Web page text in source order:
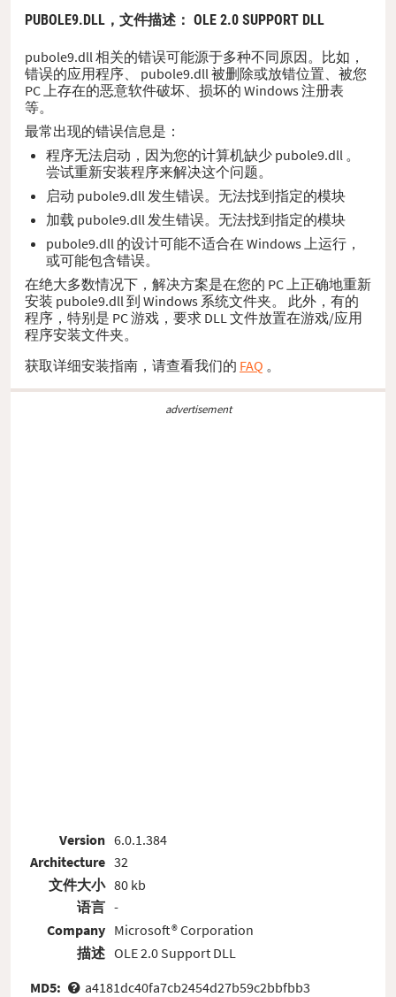
PUBOLE9.DLL， 文件描述 ： OLE 2.0 SUPPORT DLL
pubole9.dll 相关的错误可能源于多种不同原因。比如，
错误的应用程序、 pubole9.dll 被删除或放错位置、被您
PC 上存在的恶意软件破坏、损坏的 Windows 注册表
等。
最常出现的错误信息是：
程序无法启动，因为您的计算机缺少 pubole9.dll 。
尝试重新安装程序来解决这个问题。
启动 pubole9.dll 发生错误。无法找到指定的模块
加载 pubole9.dll 发生错误。无法找到指定的模块
pubole9.dll 的设计可能不适合在 Windows 上运行，
或可能包含错误。
在绝大多数情况下，解决方案是在您的 PC 上正确地重新
安装 pubole9.dll 到 Windows 系统文件夹。 此外，有的
程序，特别是 PC 游戏，要求 DLL 文件放置在游戏/应用
程序安装文件夹。
获取详细安装指南，请查看我们的 FAQ 。
advertisement
Version
Architecture
文件大小
语言
Company
描述
6.0.1.384
32
80 kb
-
Microsoft® Corporation
OLE 2.0 Support DLL
MD5:
a4181dc40fa7cb2454d27b59c2bbfbb3